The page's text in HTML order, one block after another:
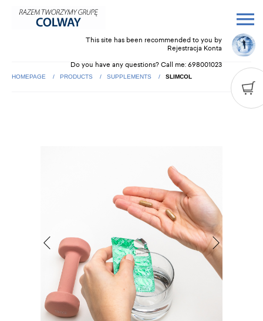
This site has been recommended to you by
Rejestracja Konta
Do you have any questions? Call me: 698001023
HOMEPAGE PRODUCTS SUPPLEMENTS SLIMCOL